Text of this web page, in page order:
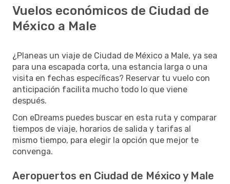
Vuelos económicos de Ciudad de
México a Male
¿Planeas un viaje de Ciudad de México a Male, ya sea
para una escapada corta, una estancia larga o una
visita en fechas específicas? Reservar tu vuelo con
anticipación facilita mucho todo lo que viene
después.
Con eDreams puedes buscar en esta ruta y comparar
tiempos de viaje, horarios de salida y tarifas al
mismo tiempo, para elegir la opción que mejor te
convenga.
Aeropuertos en Ciudad de México y Male